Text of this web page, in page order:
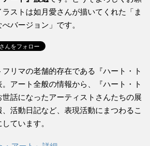
ストは如月愛さんが描いてくれた「ま
バージョン」です。
リマの老舗的存在である『ハート・ト
。アート全般の情報から、『ハート・ト
世話になったアーティストさんたちの展
活動日記など、表現活動にまつわるこ
ています。